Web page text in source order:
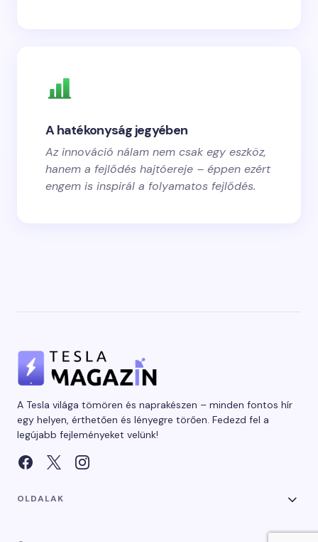
A hatékonyság jegyében
Az innováció nálam nem csak egy eszköz,
hanem a fejlődés hajtóereje – éppen ezért
engem is inspirál a folyamatos fejlődés.
A Tesla világa tömören és naprakészen – minden fontos hír
egy helyen, érthetően és lényegre törően. Fedezd fel a
legújabb fejleményeket velünk!
OLDALAK